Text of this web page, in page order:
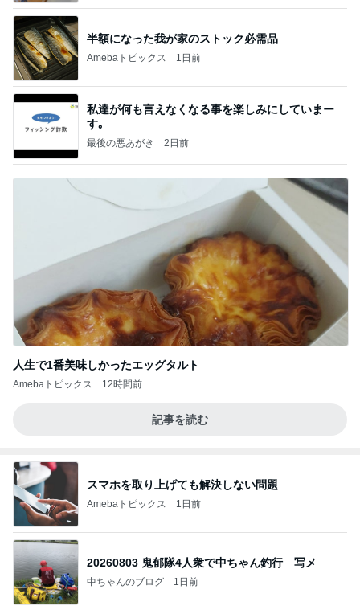
半額になった我が家のストック必需品
Amebaトピックス 1日前
私達が何も言えなくなる事を楽しみにしていまー
す｡
最後の悪あがき 2日前
人生で1番美味しかったエッグタルト
Amebaトピックス 12時間前
記事を読む
スマホを取り上げても解決しない問題
Amebaトピックス 1日前
20260803 鬼郁隊4人衆で中ちゃん釣行 写メ
中ちゃんのブログ 1日前